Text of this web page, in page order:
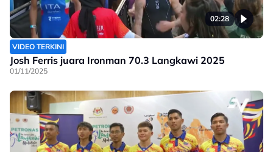
02:28
VIDEO TERKINI
Josh Ferris juara Ironman 70.3 Langkawi 2025
01/11/2025